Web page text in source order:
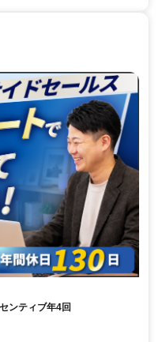
ンティブ年4回